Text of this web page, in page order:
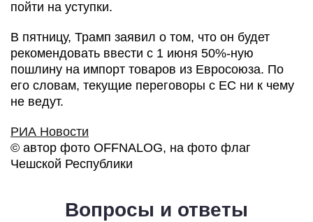
пойти на уступки.
В пятницу, Трамп заявил о том, что он будет
рекомендовать ввести с 1 июня 50%-ную
пошлину на импорт товаров из Евросоюза. По
его словам, текущие переговоры с ЕС ни к чему
не ведут.
РИА Новости
© автор фото OFFNALOG, на фото флаг
Чешской Республики
Вопросы и ответы